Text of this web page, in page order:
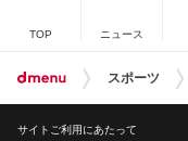
TOP ニュース
スポーツ
サイトご利用にあたって